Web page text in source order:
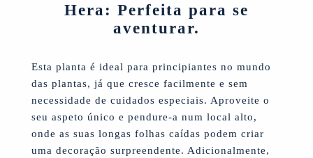
Hera: Perfeita para se
aventurar.
Esta planta é ideal para principiantes no mundo
das plantas, já que cresce facilmente e sem
necessidade de cuidados especiais. Aproveite o
seu aspeto único e pendure-a num local alto,
onde as suas longas folhas caídas podem criar
uma decoração surpreendente. Adicionalmente,